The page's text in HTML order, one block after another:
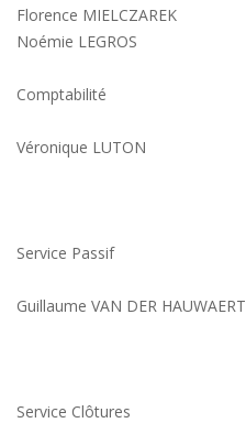
Florence MIELCZAREK
Noémie LEGROS
Comptabilité
Véronique LUTON
Service Passif
Guillaume VAN DER HAUWAERT
Service Clôtures